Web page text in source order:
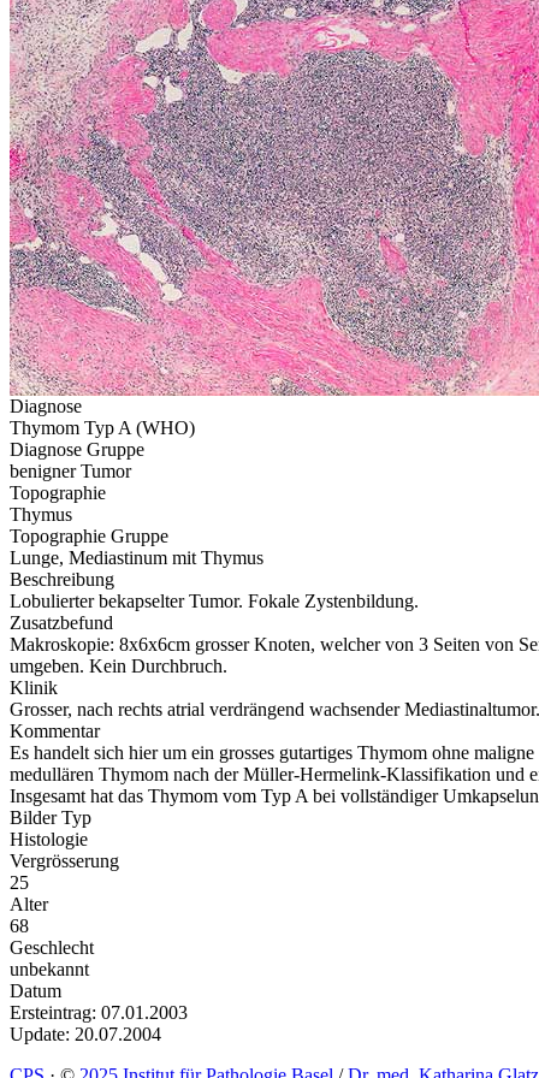
Diagnose
Thymom Typ A (WHO)
Diagnose Gruppe
benigner Tumor
Topographie
Thymus
Topographie Gruppe
Lunge, Mediastinum mit Thymus
Beschreibung
Lobulierter bekapselter Tumor. Fokale Zystenbildung.
Zusatzbefund
Makroskopie: 8x6x6cm grosser Knoten, welcher von 3 Seiten von
umgeben. Kein Durchbruch.
Klinik
Grosser, nach rechts atrial verdrängend wachsender
Kommentar
Es handelt sich hier um ein grosses gutartiges Thymom ohne
medullären Thymom nach der Müller-Hermelink-Klassifikation und
Insgesamt hat das Thymom vom Typ A bei vollständiger
Bilder Typ
Histologie
Vergrösserung
25
Alter
68
Geschlecht
unbekannt
Datum
Ersteintrag: 07.01.2003
Update: 20.07.2004